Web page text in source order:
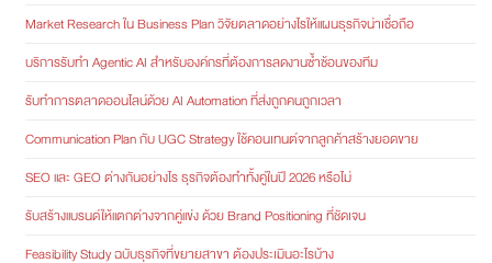
Market Research ใน Business Plan วิจัยตลาดอย่างไรให้แผนธุรกิจน่าเชื่อถือ
บริการรับทำ Agentic AI สำหรับองค์กรที่ต้องการลดงานซ้ำซ้อนของทีม
รับทำการตลาดออนไลน์ด้วย AI Automation ที่ส่งถูกคนถูกเวลา
Communication Plan กับ UGC Strategy ใช้คอนเทนต์จากลูกค้าสร้างยอดขาย
SEO และ GEO ต่างกันอย่างไร ธุรกิจต้องทำทั้งคู่ในปี 2026 หรือไม่
รับสร้างแบรนด์ให้แตกต่างจากคู่แข่ง ด้วย Brand Positioning ที่ชัดเจน
Feasibility Study ฉบับธุรกิจที่ขยายสาขา ต้องประเมินอะไรบ้าง